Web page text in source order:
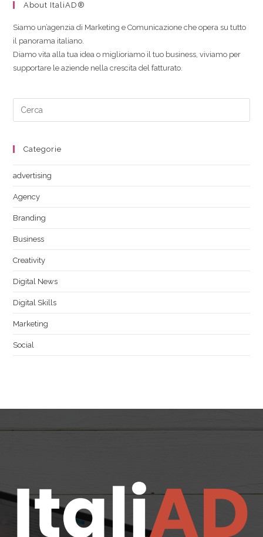
About ItaliAD®
Siamo un’agenzia di Marketing e Comunicazione che opera su tutto
il panorama italiano.
Diamo vita alla tua idea o miglioriamo il tuo business, viviamo per
supportare le aziende nella crescita del fatturato.
Categorie
advertising
Agency
Branding
Business
Creativity
Digital News
Digital Skills
Marketing
Social